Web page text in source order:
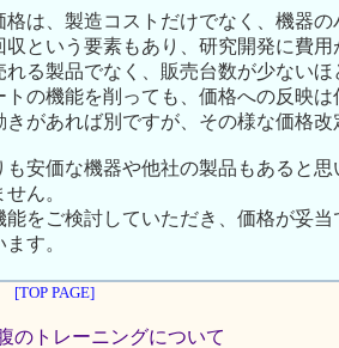
格は、製造コストだけでなく、機器
収という要素もあり、研究開発に費
れる製品でなく、販売台数が少ない
トの機能を削っても、価格への反映
きがあれば別ですが、その様な価格
も安価な機器や他社の製品もあると
ん。
能をご検討していただき、価格が妥
す。
[TOP PAGE]
のトレーニングについて